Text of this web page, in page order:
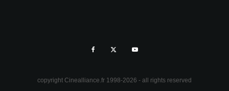
copyright Cinealliance.fr 1998-2026 - all rights reserved